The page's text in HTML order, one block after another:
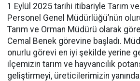
1 Eylül 2025 tarihi itibariyle Tarım ve
Personel Genel Müdürlüğü’nün
Tarım ve Orman Müdürü olarak
Cemal Benek görevine başladı.
onurlu görevi en iyi şekilde yerine
ilçemizin tarım ve hayvancılık
geliştirmeyi, üreticilerimizin yanında